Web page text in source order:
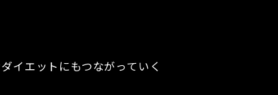
イエットにもつながっていく